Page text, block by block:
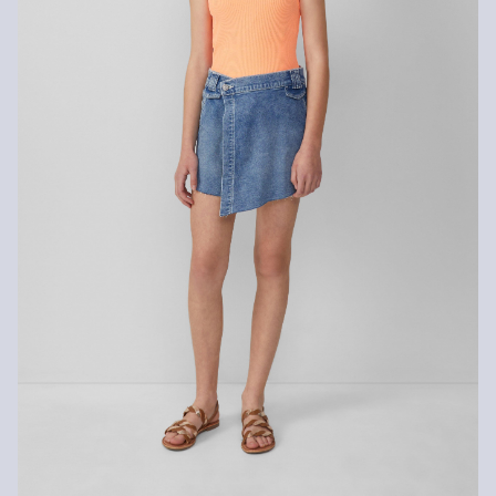
Geen chemische reiniging mogelijk
Normaal wasprogramma 40 °C
Duurzaam gecertificeerde vezels
Op het gebied van duurzaam gecertificeerde vezels zetten we ons
in voor natuurlijke vezels uit hernieuwbare bronnen. De
grondstoffen hiervoor zijn geteeld met efficiënt gebruik van
Better Cotton: Als je voor onze katoenen producten kiest, steun je
onze investering in de missie van Better Cotton om
gemeenschappen te helpen overleven en bloeien, terwijl
tegelijkertijd de leefomgeving wordt beschermd en hersteld. Better
Cotton ondersteunt landbouwgemeenschappen op sociaal,
economisch en ecologisch vlak door boeren te trainen in
duurzamere teeltmethoden. Dit product wordt geproduceerd via
een model van massabalans, wat betekent dat het niet per se